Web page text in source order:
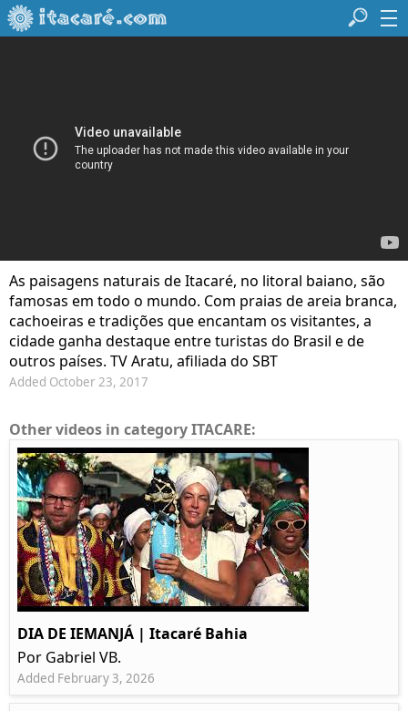
As paisagens naturais de Itacaré, no litoral baiano, são
famosas em todo o mundo. Com praias de areia branca,
cachoeiras e tradições que encantam os visitantes, a
cidade ganha destaque entre turistas do Brasil e de
outros países. TV Aratu, afiliada do SBT
Added October 23, 2017
Other videos in category ITACARE:
DIA DE IEMANJÁ | Itacaré Bahia
Por Gabriel VB.
Added February 3, 2026